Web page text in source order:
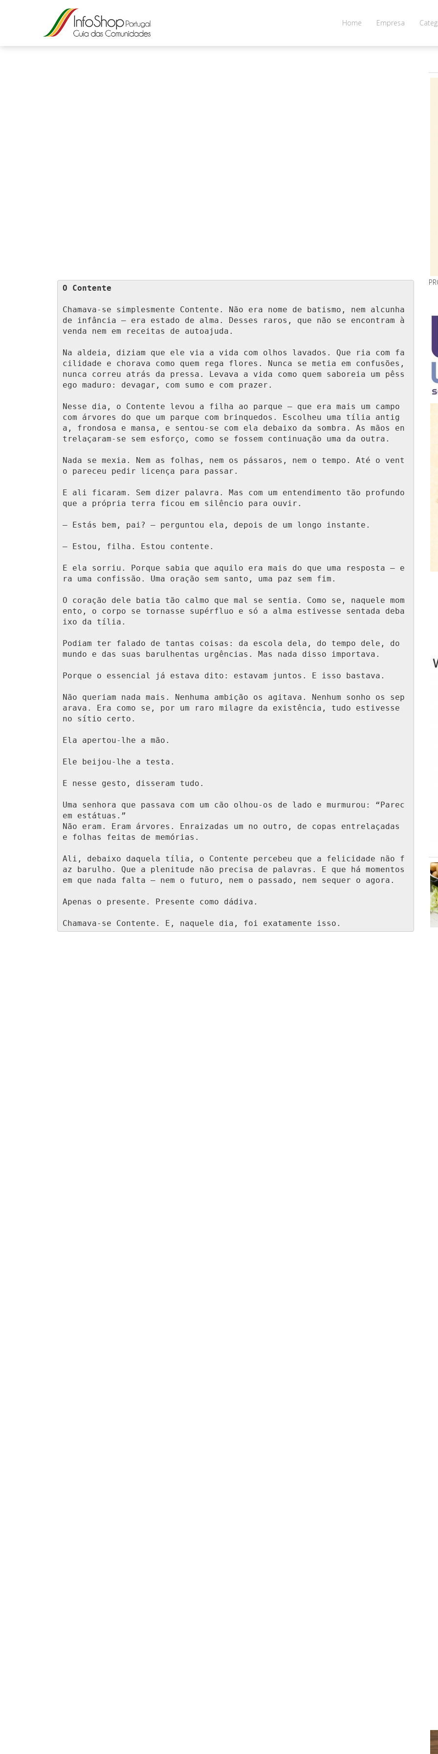
Home Empresa
O Contente
Chamava-se simplesmente Contente. Não era nome de batismo, nem alcunha
de infância — era estado de alma. Desses raros, que não se encontram à
venda nem em receitas de autoajuda.
Na aldeia, diziam que ele via a vida com olhos lavados. Que ria com fa
cilidade e chorava como quem rega flores. Nunca se metia em confusões,
nunca correu atrás da pressa. Levava a vida como quem saboreia um pêss
ego maduro: devagar, com sumo e com prazer.
Nesse dia, o Contente levou a filha ao parque — que era mais um campo
com árvores do que um parque com brinquedos. Escolheu uma tília antig
a, frondosa e mansa, e sentou-se com ela debaixo da sombra. As mãos en
trelaçaram-se sem esforço, como se fossem continuação uma da outra.
Nada se mexia. Nem as folhas, nem os pássaros, nem o tempo. Até o vent
o pareceu pedir licença para passar.
E ali ficaram. Sem dizer palavra. Mas com um entendimento tão profundo
que a própria terra ficou em silêncio para ouvir.
— Estás bem, pai? — perguntou ela, depois de um longo instante.
— Estou, filha. Estou contente.
E ela sorriu. Porque sabia que aquilo era mais do que uma resposta — e
ra uma confissão. Uma oração sem santo, uma paz sem fim.
O coração dele batia tão calmo que mal se sentia. Como se, naquele mom
ento, o corpo se tornasse supérfluo e só a alma estivesse sentada deba
ixo da tília.
Podiam ter falado de tantas coisas: da escola dela, do tempo dele, do
mundo e das suas barulhentas urgências. Mas nada disso importava.
Porque o essencial já estava dito: estavam juntos. E isso bastava.
Não queriam nada mais. Nenhuma ambição os agitava. Nenhum sonho os sep
arava. Era como se, por um raro milagre da existência, tudo estivesse
no sítio certo.
Ela apertou-lhe a mão.
Ele beijou-lhe a testa.
E nesse gesto, disseram tudo.
Uma senhora que passava com um cão olhou-os de lado e murmurou: “Parec
em estátuas.”
Não eram. Eram árvores. Enraizadas um no outro, de copas entrelaçadas
e folhas feitas de memórias.
Ali, debaixo daquela tília, o Contente percebeu que a felicidade não f
az barulho. Que a plenitude não precisa de palavras. E que há momentos
em que nada falta — nem o futuro, nem o passado, nem sequer o agora.
Apenas o presente. Presente como dádiva.
Chamava-se Contente. E, naquele dia, foi exatamente isso.